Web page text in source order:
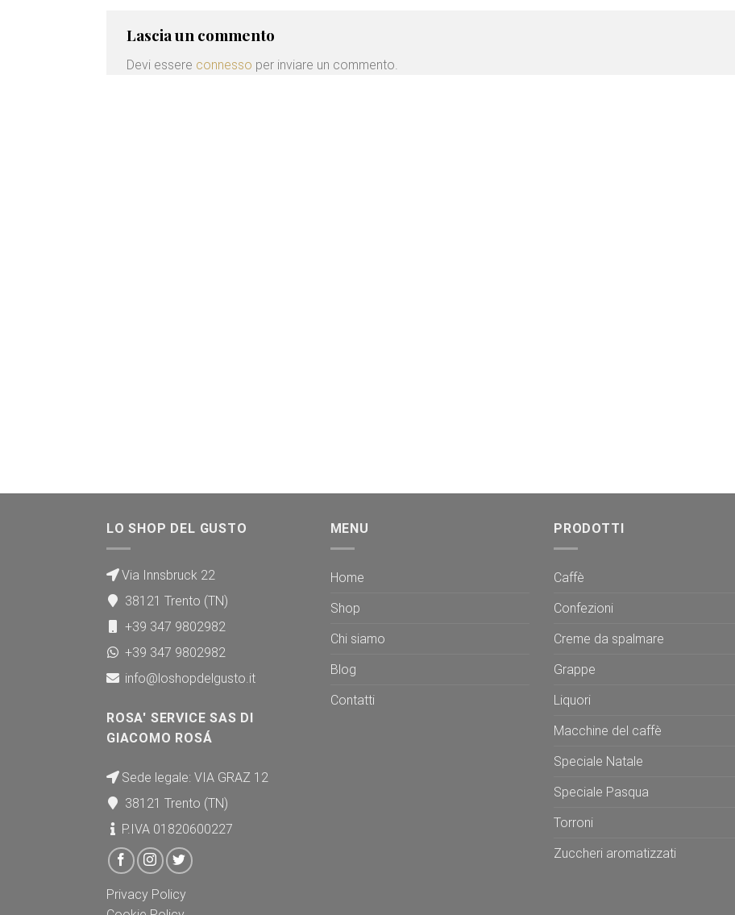
Lascia un commento
Devi essere connesso per inviare un commento.
LO SHOP DEL GUSTO
Via Innsbruck 22
38121 Trento (TN)
+39 347 9802982
+39 347 9802982
info@loshopdelgusto.it
ROSA' SERVICE SAS DI
GIACOMO ROSÁ
Sede legale: VIA GRAZ 12
38121 Trento (TN)
P.IVA 01820600227
Privacy Policy
MENU
Home
Shop
Chi siamo
Blog
Contatti
PRODOTTI
Caffè
Confezioni
Creme da spalmare
Grappe
Liquori
Macchine del caffè
Speciale Natale
Speciale Pasqua
Torroni
Zuccheri aromatizzati